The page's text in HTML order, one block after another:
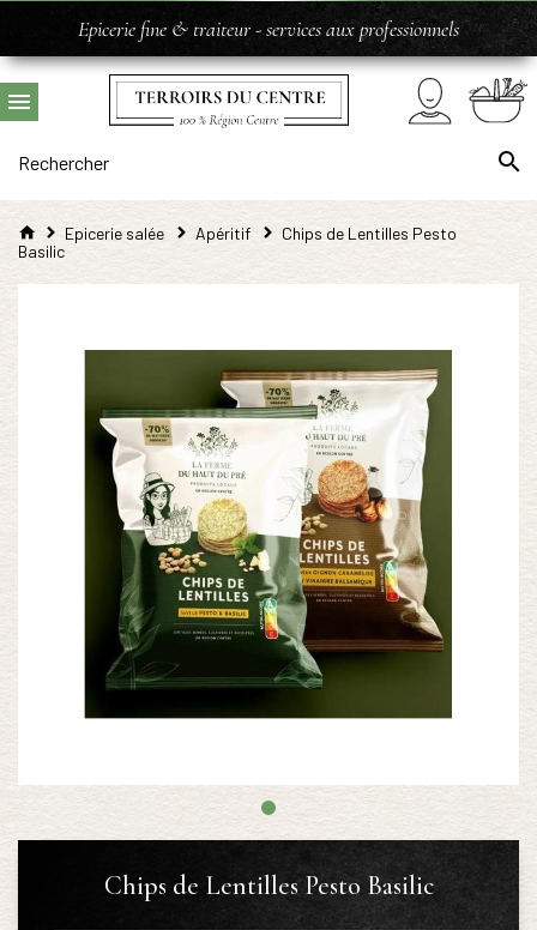
Epicerie fine & traiteur - services aux professionnels
Epicerie salée Apéritif
Chips de Lentilles Pesto
Basilic
Chips de Lentilles Pesto Basilic